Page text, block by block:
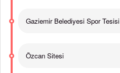
Gaziemir Belediyesi Spor Tesisi
Özcan Sitesi